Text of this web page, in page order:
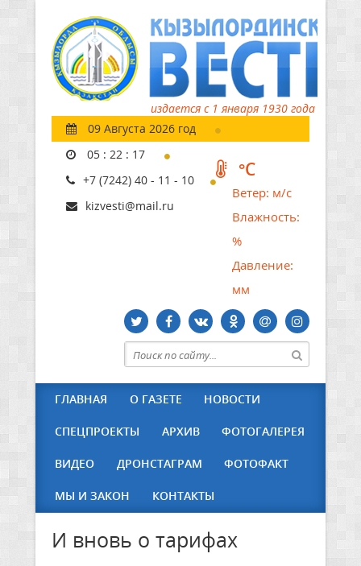
издается с 1 января 1930 года
09 Августа 2026 год
05 : 22 : 18
+7 (7242) 40 - 11 - 10
kizvesti@mail.ru
°C
Ветер: м/с
Влажность:
%
Давление:
мм
ГЛАВНАЯ О ГАЗЕТЕ НОВОСТИ
СПЕЦПРОЕКТЫ АРХИВ ФОТОГАЛЕРЕЯ
ВИДЕО ДРОНСТАГРАМ ФОТОФАКТ
МЫ И ЗАКОН КОНТАКТЫ
И вновь о тарифах